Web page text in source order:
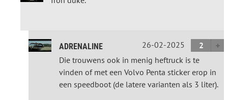
ADRENALINE 26-02-2025
2
Die trouwens ook in menig heftruck is te
vinden of met een Volvo Penta sticker erop in
een speedboot (de latere varianten als 3 liter).